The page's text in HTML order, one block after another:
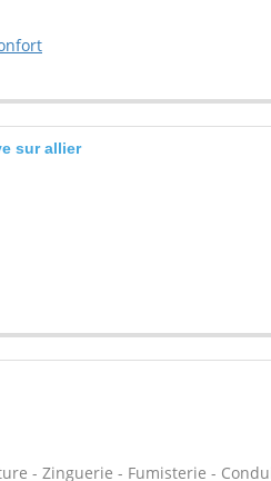
sur allier
- Zinguerie - Fumisterie -